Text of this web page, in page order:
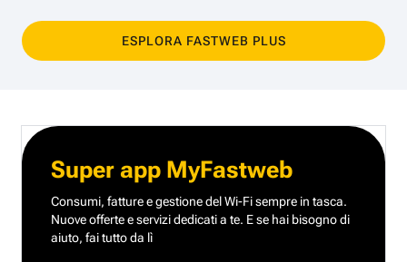
ESPLORA FASTWEB PLUS
Super app MyFastweb
Consumi, fatture e gestione del Wi-Fi sempre in tasca.
Nuove offerte e servizi dedicati a te. E se hai bisogno di
aiuto, fai tutto da lì